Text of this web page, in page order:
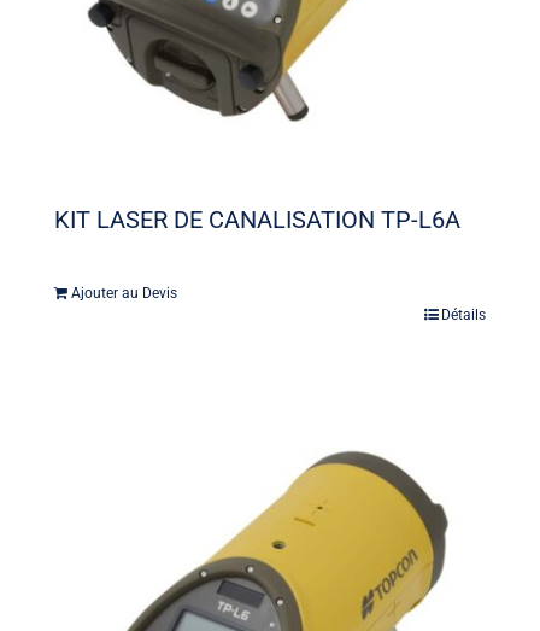
KIT LASER DE CANALISATION TP-L6A
Ajouter au Devis
Détails